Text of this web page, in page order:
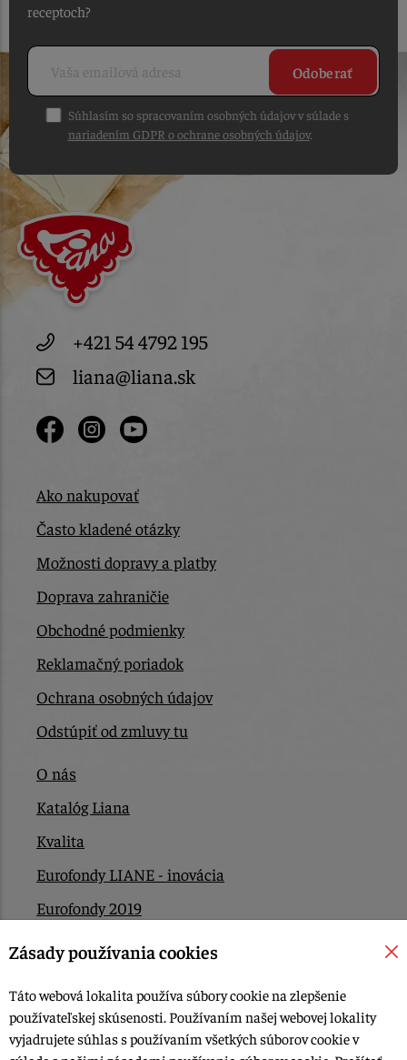
receptoch?
Odoberať
Súhlasím so spracovaním osobných údajov v súlade s
nariadením GDPR o ochrane osobných údajov.
+421 54 4792 195
liana@liana.sk
Ako nakupovať
Často kladené otázky
Možnosti dopravy a platby
Doprava zahraničie
Obchodné podmienky
Reklamačný poriadok
Ochrana osobných údajov
Odstúpiť od zmluvy tu
O nás
Katalóg Liana
Kvalita
Eurofondy LIANE - inovácia
Eurofondy 2019
Eurofondy 2022/2023
Kontakt
Zásady používania cookies
Táto webová lokalita používa súbory cookie na zlepšenie
používateľskej skúsenosti. Používaním našej webovej lokality
vyjadrujete súhlas s používaním všetkých súborov cookie v